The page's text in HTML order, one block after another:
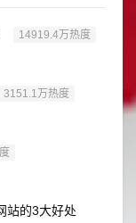
14919.4万热度
3151.1万热度
站的3大好处